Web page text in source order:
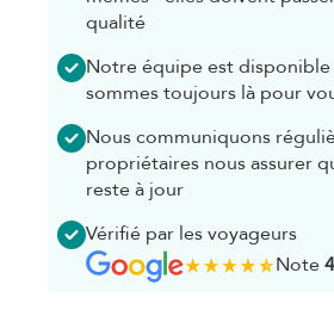
qualité
Notre équipe est
sommes toujours là pour
Nous communiquons
propriétaires nous assurer
reste à jour
Vérifié par les voyageurs
Note